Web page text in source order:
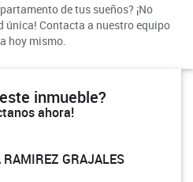
de tus sueños? ¡No
única! Contacta a nuestro equipo
hoy mismo.
inmueble?
ahora!
GRAJALES